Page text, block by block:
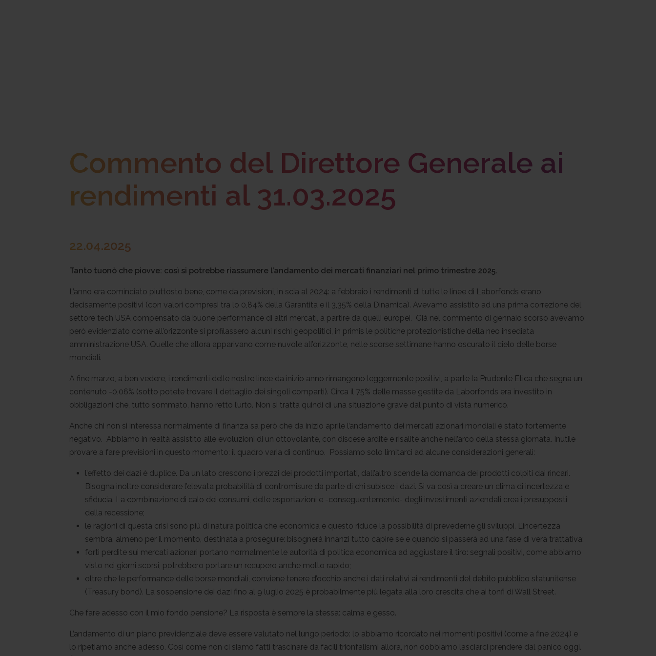
Commento del Direttore Generale ai
rendimenti al 31.03.2025
22.04.2025
Tanto tuonò che piovve: così si potrebbe riassumere l’andamento dei mercati finanziari nel primo trimestre 2025.
L’anno era cominciato piuttosto bene, come da previsioni, in scia al 2024: a febbraio i rendimenti di tutte le linee di Laborfonds erano
decisamente positivi (con valori compresi tra lo 0,84% della Garantita e il 3,35% della Dinamica). Avevamo assistito ad una prima correzione del
settore tech USA compensato da buone performance di altri mercati, a partire da quelli europei. Già nel commento di gennaio scorso avevamo
però evidenziato come all’orizzonte si profilassero alcuni rischi geopolitici, in primis le politiche protezionistiche della neo insediata
amministrazione USA. Quelle che allora apparivano come nuvole all’orizzonte, nelle scorse settimane hanno oscurato il cielo delle borse
mondiali.
A fine marzo, a ben vedere, i rendimenti delle nostre linee da inizio anno rimangono leggermente positivi, a parte la Prudente Etica che segna un
contenuto -0,06% (sotto potete trovare il dettaglio dei singoli comparti). Circa il 75% delle masse gestite da Laborfonds era investito in
obbligazioni che, tutto sommato, hanno retto l’urto. Non si tratta quindi di una situazione grave dal punto di vista numerico.
Anche chi non si interessa normalmente di finanza sa però che da inizio aprile l’andamento dei mercati azionari mondiali è stato fortemente
negativo. Abbiamo in realtà assistito alle evoluzioni di un ottovolante, con discese ardite e risalite anche nell’arco della stessa giornata. Inutile
provare a fare previsioni in questo momento: il quadro varia di continuo. Possiamo solo limitarci ad alcune considerazioni generali:
l’effetto dei dazi è duplice. Da un lato crescono i prezzi dei prodotti importati, dall’altro scende la domanda dei prodotti colpiti dai rincari.
Bisogna inoltre considerare l’elevata probabilità di contromisure da parte di chi subisce i dazi. Si va così a creare un clima di incertezza e
sfiducia. La combinazione di calo dei consumi, delle esportazioni e -conseguentemente- degli investimenti aziendali crea i presupposti
della recessione;
le ragioni di questa crisi sono più di natura politica che economica e questo riduce la possibilità di prevederne gli sviluppi. L’incertezza
sembra, almeno per il momento, destinata a proseguire: bisognerà innanzi tutto capire se e quando si passerà ad una fase di vera trattativa;
forti perdite sui mercati azionari portano normalmente le autorità di politica economica ad aggiustare il tiro: segnali positivi, come abbiamo
visto nei giorni scorsi, potrebbero portare un recupero anche molto rapido;
oltre che le performance delle borse mondiali, conviene tenere d’occhio anche i dati relativi ai rendimenti del debito pubblico statunitense
(Treasury bond). La sospensione dei dazi fino al 9 luglio 2025 è probabilmente più legata alla loro crescita che ai tonfi di Wall Street.
Che fare adesso con il mio fondo pensione? La risposta è sempre la stessa: calma e gesso.
L’andamento di un piano previdenziale deve essere valutato nel lungo periodo: lo abbiamo ricordato nei momenti positivi (come a fine 2024) e
lo ripetiamo anche adesso. Così come non ci siamo fatti trascinare da facili trionfalismi allora, non dobbiamo lasciarci prendere dal panico oggi.